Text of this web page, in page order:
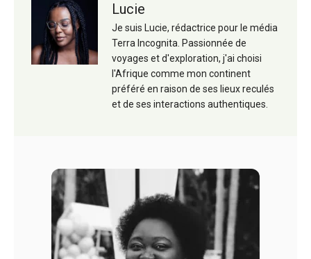
Lucie
Je suis Lucie, rédactrice pour le média
Terra Incognita. Passionnée de
voyages et d'exploration, j'ai choisi
l'Afrique comme mon continent
préféré en raison de ses lieux reculés
et de ses interactions authentiques.